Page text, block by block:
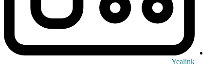
Yealink